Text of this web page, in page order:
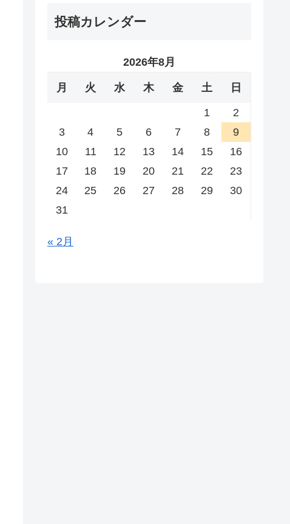
投稿カレンダー
2026年8月
月 火 水 木 金 土 日
1
2
3
4 5 6 7 8
9
10
11 12 13 14 15
16
17
18 19 20 21 22
23
24
25 26 27 28 29
30
31
« 2月